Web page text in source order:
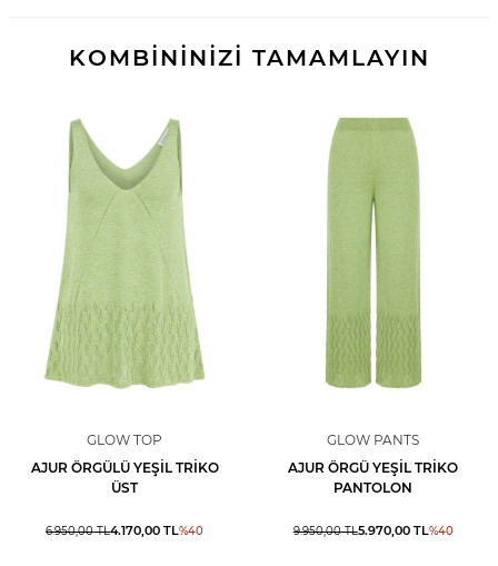
KOMBİNİNİZİ TAMAMLAYIN
GLOW TOP
AJUR ÖRGÜLÜ YEŞIL TRIKO
ÜST
6.950,00TL4.170,00 TL%40
GLOW PANTS
AJUR ÖRGÜ YEŞIL TRIKO
PANTOLON
9.950,00TL5.970,00TL%40